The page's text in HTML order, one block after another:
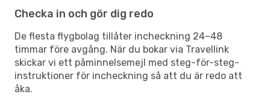
Checka in och gör dig redo
De flesta flygbolag tillåter incheckning 24–48
timmar före avgång. När du bokar via Travellink
skickar vi ett påminnelsemejl med steg-för-steg-
instruktioner för incheckning så att du är redo att
åka.